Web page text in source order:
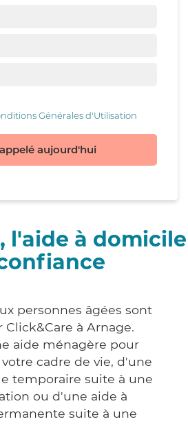
Générales d'Utilisation
aujourd'hui
l'aide à domicile
personnes âgées sont
Click&Care à Arnage.
aide ménagère pour
cadre de vie, d'une
temporaire suite à une
ou d'une aide à
suite à une